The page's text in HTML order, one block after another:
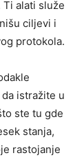
alati služe
ciljevi i
protokola.
istražite u
ste tu gde
stanja,
rastojanje